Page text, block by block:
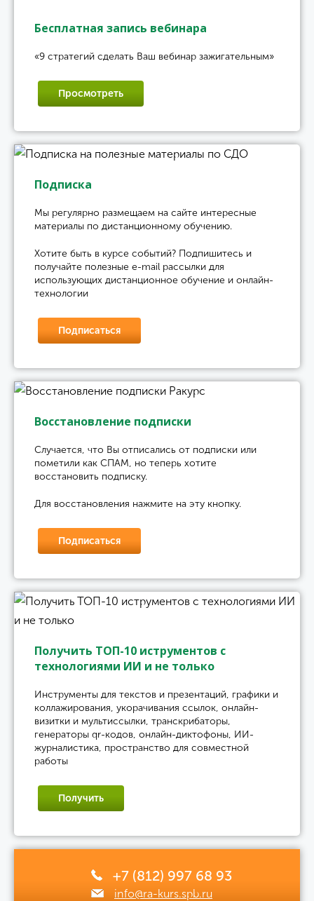
Бесплатная запись вебинара
«9 стратегий сделать Ваш вебинар зажигательным»
Просмотреть
Подписка
Мы регулярно размещаем на сайте интересные
материалы по дистанционному обучению.
Хотите быть в курсе событий? Подпишитесь и
получайте полезные e-mail рассылки для
использующих дистанционное обучение и онлайн-
технологии
Подписаться
Восстановление подписки
Случается, что Вы отписались от подписки или
пометили как СПАМ, но теперь хотите
восстановить подписку.
Для восстановления нажмите на эту кнопку.
Подписаться
Получить ТОП-10 иструментов с
технологиями ИИ и не только
Инструменты для текстов и презентаций, графики и
коллажирования, укорачивания ссылок, онлайн-
визитки и мультиссылки, транскрибаторы,
генераторы qr-кодов, онлайн-диктофоны, ИИ-
журналистика, пространство для совместной
работы
Получить
+7 (812) 997 68 93
info@ra-kurs.spb.ru